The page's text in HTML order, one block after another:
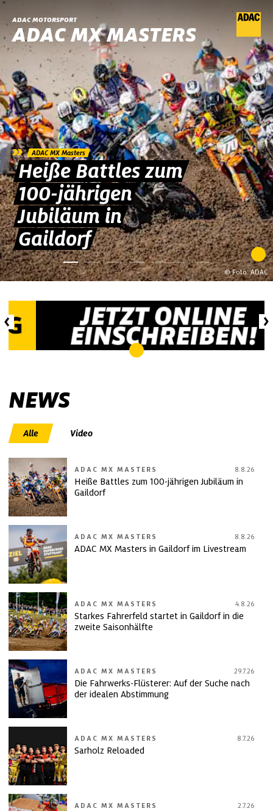
ADAC MOTORSPORT
ADAC MX MASTERS
© Foto: ADAC
» ADAC MX Masters
Heiße Battles zum
100-jährigen
Jubiläum in
Gaildorf
NEWS
Alle Video
ADAC MX MASTERS 8.8.26
Heiße Battles zum 100-jährigen Jubiläum in
Gaildorf
ADAC MX MASTERS 8.8.26
ADAC MX Masters in Gaildorf im Livestream
ADAC MX MASTERS 4.8.26
Starkes Fahrerfeld startet in Gaildorf in die
zweite Saisonhälfte
ADAC MX MASTERS 29.7.26
Die Fahrwerks-Flüsterer: Auf der Suche nach
der idealen Abstimmung
ADAC MX MASTERS 8.7.26
Sarholz Reloaded
ADAC MX MASTERS 2.7.26